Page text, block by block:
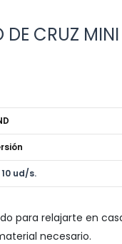
DE CRUZ
10 ud/s.
para relajarte en
necesario.